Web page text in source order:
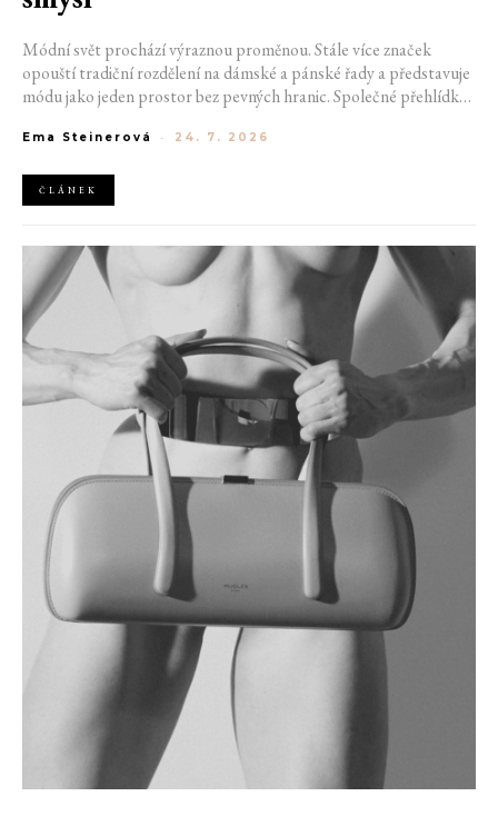
Módní svět prochází výraznou proměnou. Stále více značek
opouští tradiční rozdělení na dámské a pánské řady a představuje
módu jako jeden prostor bez pevných hranic. Společné přehlídky,
klasické týdny módy mohou brzy vypadat úplně jinak.
Ema Steinerová - 24. 7. 2026
ČLÁNEK